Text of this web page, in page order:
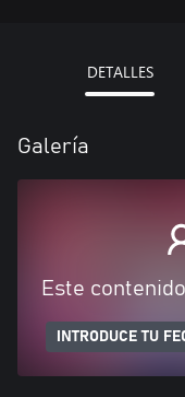
DETALLES
Galería
Este
INTRODUCE TU